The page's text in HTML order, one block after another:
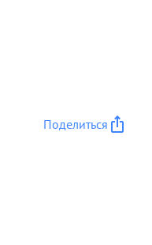
Поделиться